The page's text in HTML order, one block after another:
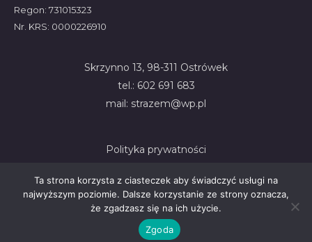
Regon: 731015323
Nr. KRS: 0000226910
Skrzynno 13, 98-311 Ostrówek
tel.: 602 691 683
mail: strazem@wp.pl
Polityka prywatności
Ta strona korzysta z ciasteczek aby świadczyć usługi na
najwyższym poziomie. Dalsze korzystanie ze strony oznacza,
że zgadzasz się na ich użycie.
Zgoda